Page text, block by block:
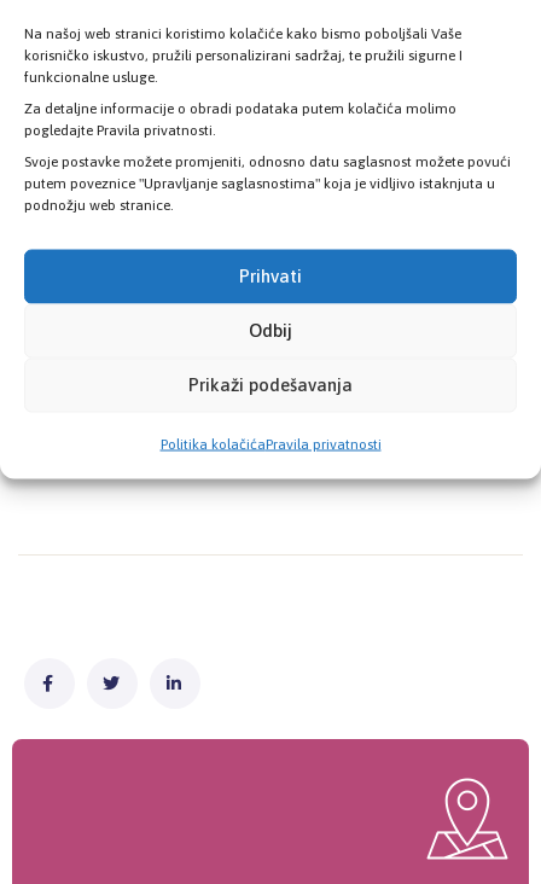
Na našoj web stranici koristimo kolačiće kako bismo poboljšali Vaše
korisničko iskustvo, pružili personalizirani sadržaj, te pružili sigurne I
funkcionalne usluge.
Za detaljne informacije o obradi podataka putem kolačića molimo
pogledajte Pravila privatnosti.
Svoje postavke možete promjeniti, odnosno datu saglasnost možete povući
putem poveznice "Upravljanje saglasnostima" koja je vidljivo istaknjuta u
podnožju web stranice.
Prihvati
Odbij
Prikaži podešavanja
Politika kolačićaPravila privatnosti